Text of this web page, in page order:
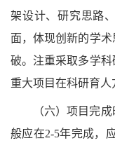
架设计、研究思路
面，体现创新的学
破。注重采取多学
重大项目在科研育人
（六）项目完
般应在2-5年完成，